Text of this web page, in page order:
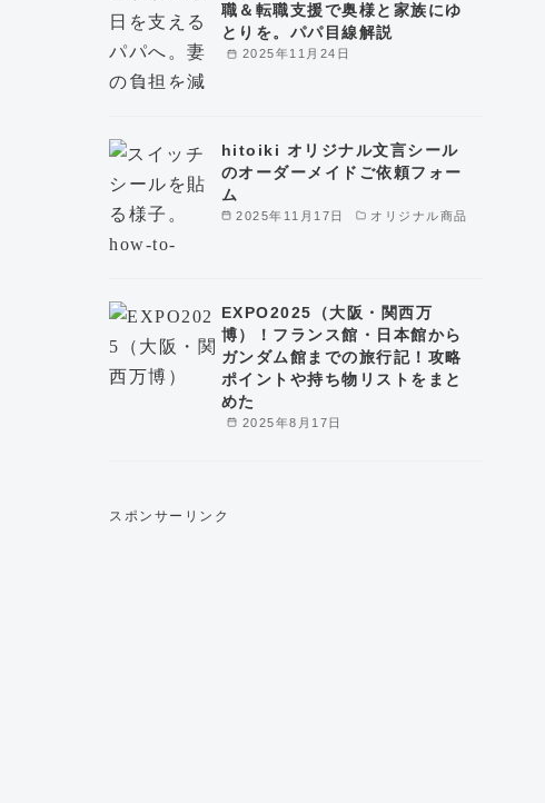
2025年11月24日
職＆転職支援で奥様と家族にゆ
とりを。パパ目線解説
2025年11月17日 オリジナル商品
hitoiki オリジナル文言シール
のオーダーメイドご依頼フォー
ム
2025年8月17日
EXPO2025（大阪・関西万
博）！フランス館・日本館から
ガンダム館までの旅行記！攻略
ポイントや持ち物リストをまと
めた
スポンサーリンク